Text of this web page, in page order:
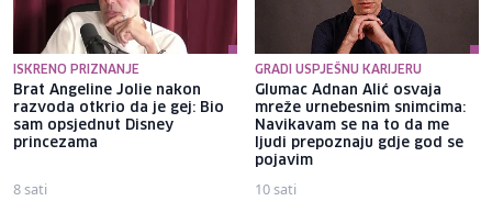
ISKRENO PRIZNANJE
Brat Angeline Jolie nakon
razvoda otkrio da je gej: Bio
sam opsjednut Disney
princezama
8 sati
GRADI USPJEŠNU KARIJERU
Glumac Adnan Alić osvaja
mreže urnebesnim snimcima:
Navikavam se na to da me
ljudi prepoznaju gdje god se
pojavim
10 sati